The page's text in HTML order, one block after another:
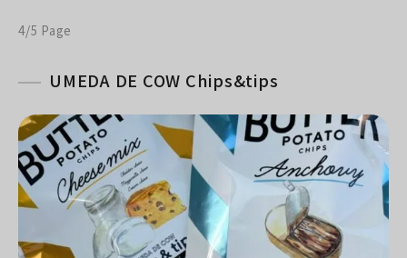
4/5 Page
UMEDA DE COW Chips&tips